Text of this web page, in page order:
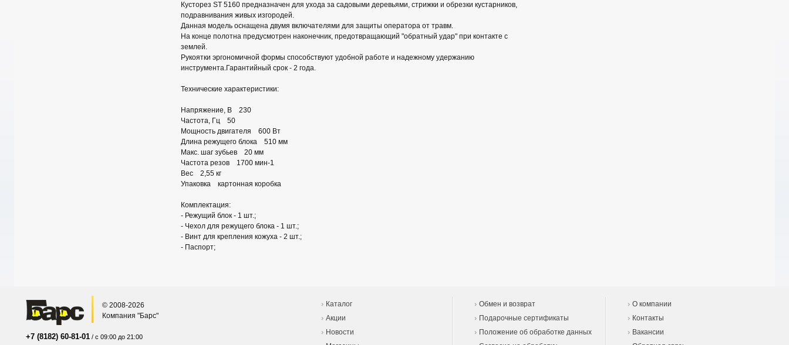
Кусторез ST 5160 предназначен для ухода за садовыми деревьями, стрижки и обрезки кустарников,
подравнивания живых изгородей.
Данная модель оснащена двумя включателями для защиты оператора от травм.
На конце полотна предусмотрен наконечник, предотвращающий "обратный удар" при контакте с
землей.
Рукоятки эргономичной формы способствуют удобной работе и надежному удержанию
инструмента.Гарантийный срок - 2 года.
Технические характеристики:
Напряжение, В 230
Частота, Гц 50
Мощность двигателя 600 Вт
Длина режущего блока 510 мм
Макс. шаг зубьев 20 мм
Частота резов 1700 мин-1
Вес 2,55 кг
Упаковка картонная коробка
Комплектация:
- Режущий блок - 1 шт.;
- Чехол для режущего блока - 1 шт.;
- Винт для крепления кожуха - 2 шт.;
- Паспорт;
© 2008-2026
Компания "Барс"
+7 (8182) 60-81-01 / с 09:00 до 21:00
Каталог
Акции
Новости
Обмен и возврат
Подарочные сертификаты
Положение об обработке данных
О компании
Контакты
Вакансии